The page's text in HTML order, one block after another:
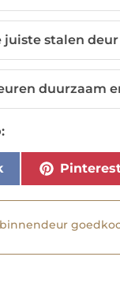
juiste stalen
duurzaam